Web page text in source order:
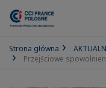
Strona główna
Przejściowe